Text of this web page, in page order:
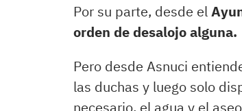
Por su parte, desde el
orden de desalojo alguna.
Pero desde Asnuci
las duchas y luego solo
necesario, el agua y el